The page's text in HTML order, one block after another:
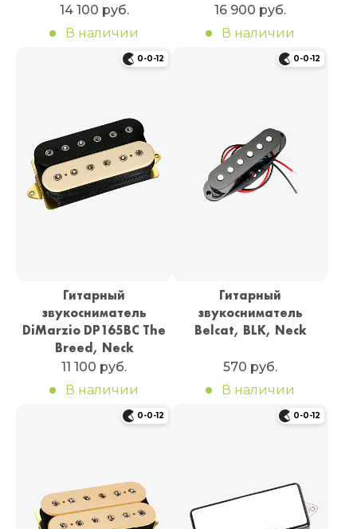
14 100 руб.
В наличии
16 900 руб.
В наличии
0-0-12
Гитарный
звукосниматель
DiMarzio DP165BC The
Breed, Neck
11 100 руб.
В наличии
0-0-12
Гитарный
звукосниматель
Belcat, BLK, Neck
570 руб.
В наличии
0-0-12 0-0-12